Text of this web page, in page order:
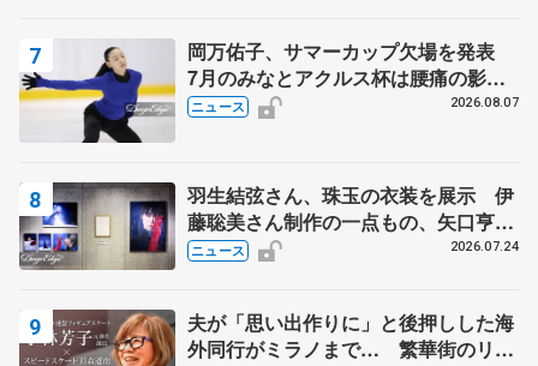
岡万佑子、サマーカップ欠場を発表
7月のみなとアクルス杯は腰痛の影響
で
ニュース 2026.08.07
羽生結弦さん、珠玉の衣装を展示 伊
藤聡美さん制作の一点もの、矢口亨さ
んが撮影
ニュース 2026.07.24
夫が「思い出作りに」と後押しした海
外同行がミラノまで… 繁華街のリン